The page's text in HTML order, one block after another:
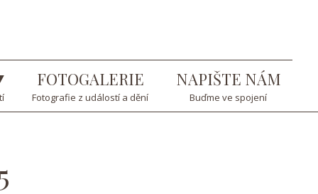
FOTOGALERIE
Fotografie z událostí a dění
NAPIŠTE NÁM
Buďme ve spojení